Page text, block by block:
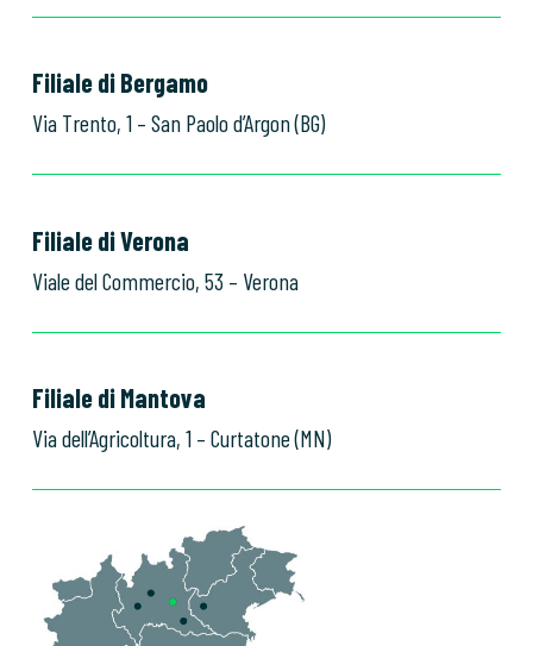
Filiale di Bergamo
Via Trento, 1 – San Paolo d’Argon (BG)
Filiale di Verona
Viale del Commercio, 53 – Verona
Filiale di Mantova
Via dell’Agricoltura, 1 – Curtatone (MN)